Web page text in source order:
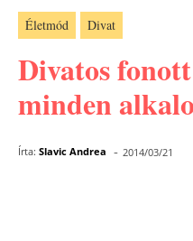
Életmód Divat
Divatos
minden
Írta: Slavic Andrea - 2014/03/21